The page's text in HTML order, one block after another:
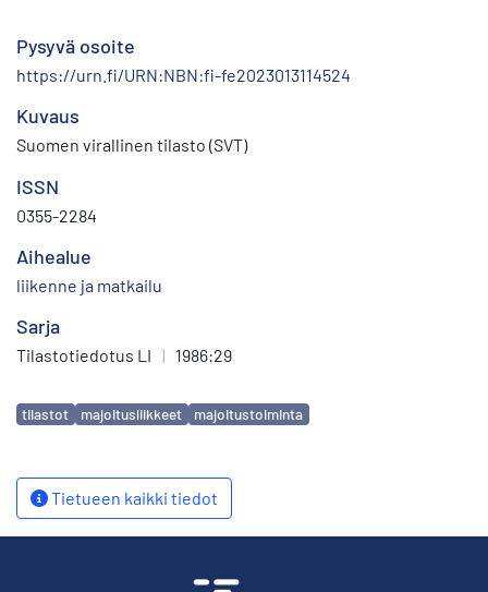
Pysyvä osoite
https://urn.fi/URN:NBN:fi-fe2023013114524
Kuvaus
Suomen virallinen tilasto (SVT)
ISSN
0355-2284
Aihealue
liikenne ja matkailu
Sarja
Tilastotiedotus LI | 1986:29
Avainsanat
tilastot majoitusliikkeet majoitustoiminta
Tietueen kaikki tiedot